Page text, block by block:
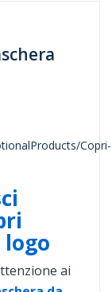
Copri-
logo
ai